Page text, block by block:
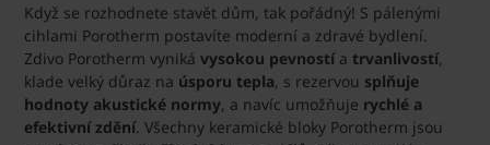
Když se rozhodnete stavět dům, tak pořádný! S pálenými
cihlami Porotherm postavíte moderní a zdravé bydlení.
Zdivo Porotherm vyniká vysokou pevnostía trvanlivostí,
klade velký důraz na úsporu tepla, s rezervou splňuje
hodnoty akustické normy, a navíc umožňuje rychlé a
efektivní zdění. Všechny keramické bloky Porotherm jsou